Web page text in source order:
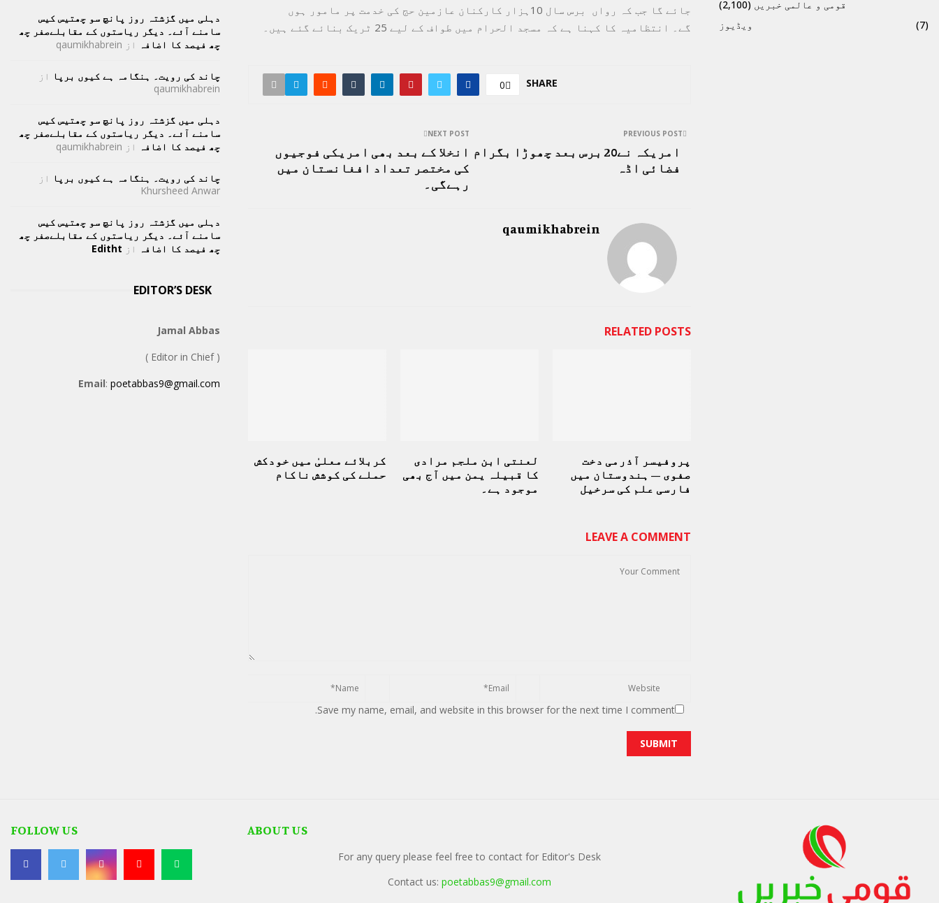
جائے گا جب کہ رواں برس سال 10ہزار کارکنان عازمین حج کی خدمت پر مامور ہوں
گے۔ انتظامیہ کا کہنا ہے کہ مسجد الحرام میں طواف کے لیے 25 ٹریک بنائے گئے ہیں۔
SHARE
0
PREVIOUS POST
امریکہ نے20 برس بعد چھوڑا بگرام
فضائی اڈہ
NEXT POST
انخلا کے بعد بھی امریکی فوجیوں
کی مختصر تعداد افغانستان میں
رہےگی۔
qaumikhabrein
RELATED POSTS
کربلائے معلیٰ میں خودکش
حملے کی کوشش ناکام
لعنتی ابن ملجم مرادی
کا قبیلہ یمن میں آج بھی
موجود ہے۔
پروفیسر آذرمی دخت
صفوی — ہندوستان میں
فارسی علم کی سرخیل
LEAVE A COMMENT
Save my name, email, and website in this browser for the next time I comment.
قومی و عالمی خبریں (2,100)
ویڈیوز
(7)
دہلی میں گزشتہ روز پانچ سو چھتیس کیس
سامنے آئے۔ دیگر ریاستوں کے مقابلےصفر چھ
چھ فیصد کا اضافہ از qaumikhabrein
چاند کی رویت۔ ہنگامہ ہے کیوں برپا از
qaumikhabrein
دہلی میں گزشتہ روز پانچ سو چھتیس کیس
سامنے آئے۔ دیگر ریاستوں کے مقابلےصفر چھ
چھ فیصد کا اضافہ از qaumikhabrein
چاند کی رویت۔ ہنگامہ ہے کیوں برپا از
Khursheed Anwar
دہلی میں گزشتہ روز پانچ سو چھتیس کیس
سامنے آئے۔ دیگر ریاستوں کے مقابلےصفر چھ
چھ فیصد کا اضافہ از Editht
EDITOR’S DESK
Jamal Abbas
( Editor in Chief )
Email: poetabbas9@gmail.com
ABOUT US
For any query please feel free to contact for Editor's Desk
Contact us: poetabbas9@gmail.com
FOLLOW US